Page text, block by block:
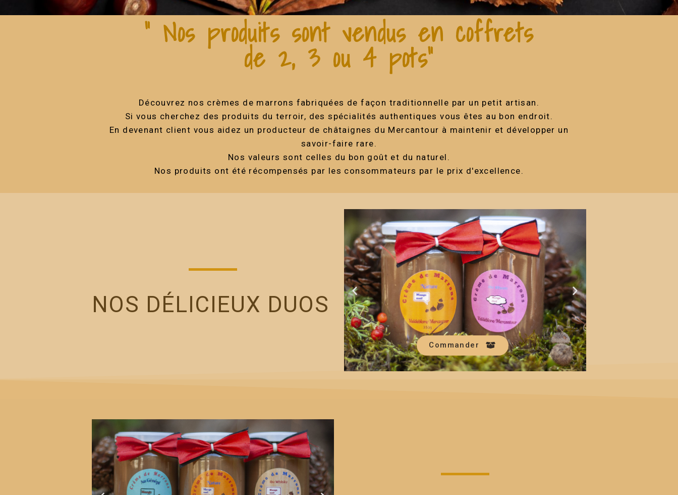
“ Nos produits sont vendus en coffrets
de 2, 3 ou 4 pots"
Découvrez nos crèmes de marrons fabriquées de façon traditionnelle par un petit artisan.
Si vous cherchez des produits du terroir, des spécialités authentiques vous êtes au bon endroit.
En devenant client vous aidez un producteur de châtaignes du Mercantour à maintenir et développer un
savoir-faire rare.
Nos valeurs sont celles du bon goût et du naturel.
Nos produits ont été récompensés par les consommateurs par le prix d'excellence.
NOS DÉLICIEUX DUOS
Commander